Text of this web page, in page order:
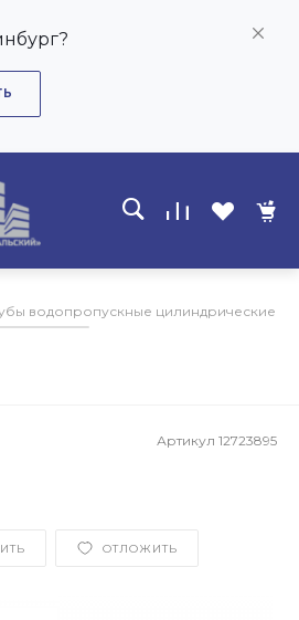
водопропускные цилиндрические
Артикул 12723895
ОТЛОЖИТЬ